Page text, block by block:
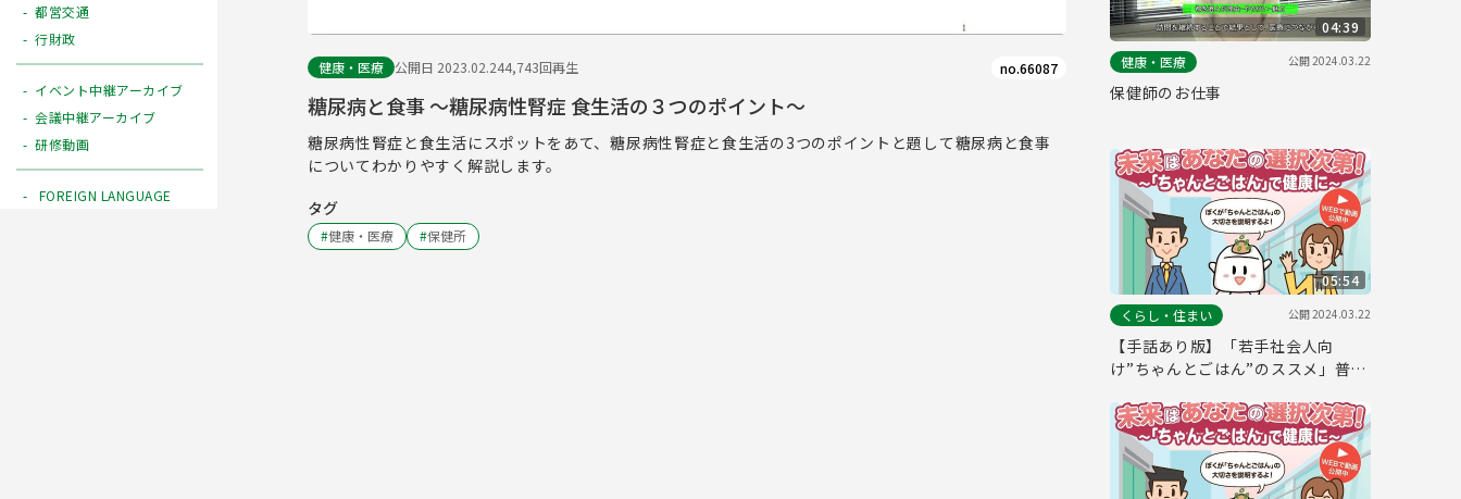
都営交通
行財政
イベント中継アーカイブ
会議中継アーカイブ
研修動画
FOREIGN LANGUAGE
健康・医療 公開日 2023.02.244,743回再生 no.66087
糖尿病と食事 ～糖尿病性腎症 食生活の３つのポイント～
糖尿病性腎症と食生活にスポットをあて、糖尿病性腎症と食生活の3つのポイントと題して糖尿病と食事
についてわかりやすく解説します。
タグ
#健康・医療 #保健所
04:39
健康・医療
公開2024.03.22
保健師のお仕事
05:54
くらし・住まい
公開2024.03.22
【手話あり版】「若手社会人向
け”ちゃんとごはん”のススメ」普及